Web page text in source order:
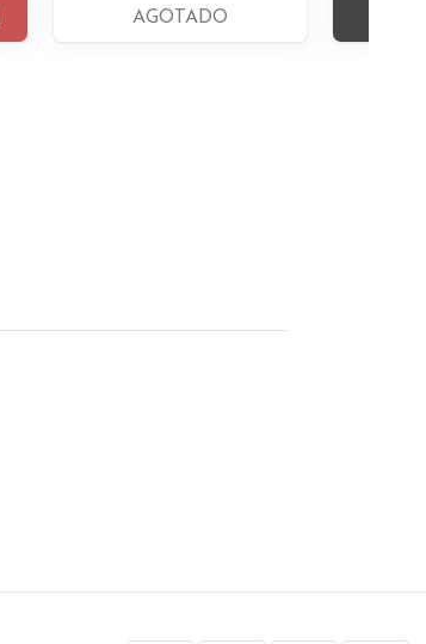
AGOTADO